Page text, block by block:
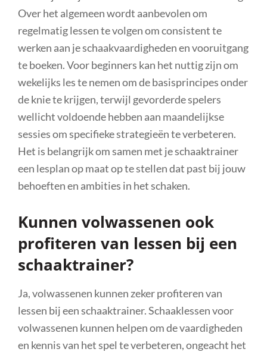
Over het algemeen wordt aanbevolen om
regelmatig lessen te volgen om consistent te
werken aan je schaakvaardigheden en vooruitgang
te boeken. Voor beginners kan het nuttig zijn om
wekelijks les te nemen om de basisprincipes onder
de knie te krijgen, terwijl gevorderde spelers
wellicht voldoende hebben aan maandelijkse
sessies om specifieke strategieën te verbeteren.
Het is belangrijk om samen met je schaaktrainer
een lesplan op maat op te stellen dat past bij jouw
behoeften en ambities in het schaken.
Kunnen volwassenen ook
profiteren van lessen bij een
schaaktrainer?
Ja, volwassenen kunnen zeker profiteren van
lessen bij een schaaktrainer. Schaaklessen voor
volwassenen kunnen helpen om de vaardigheden
en kennis van het spel te verbeteren, ongeacht het